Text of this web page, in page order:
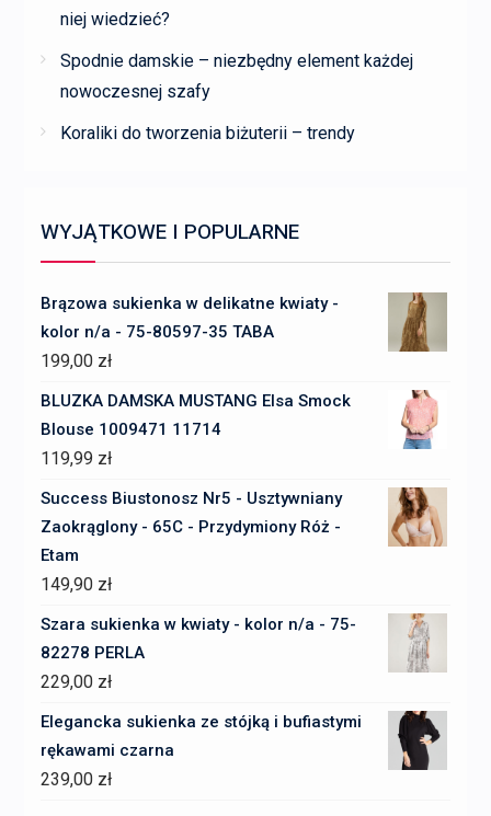
niej wiedzieć?
Spodnie damskie – niezbędny element każdej
nowoczesnej szafy
Koraliki do tworzenia biżuterii – trendy
WYJĄTKOWE I POPULARNE
Brązowa sukienka w delikatne kwiaty -
kolor n/a - 75-80597-35 TABA
199,00 zł
BLUZKA DAMSKA MUSTANG Elsa Smock
Blouse 1009471 11714
119,99 zł
Success Biustonosz Nr5 - Usztywniany
Zaokrąglony - 65C - Przydymiony Róż -
Etam
149,90 zł
Szara sukienka w kwiaty - kolor n/a - 75-
82278 PERLA
229,00 zł
Elegancka sukienka ze stójką i bufiastymi
rękawami czarna
239,00 zł